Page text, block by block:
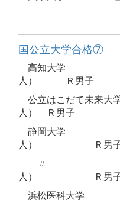
国公立大学合格⑦
高知大学 農林
人） Ｒ男子
公立はこだて未来大
人） Ｒ男子
静岡大学 工
人） Ｒ男
〃 理学
人） Ｒ男
浜松医科大学